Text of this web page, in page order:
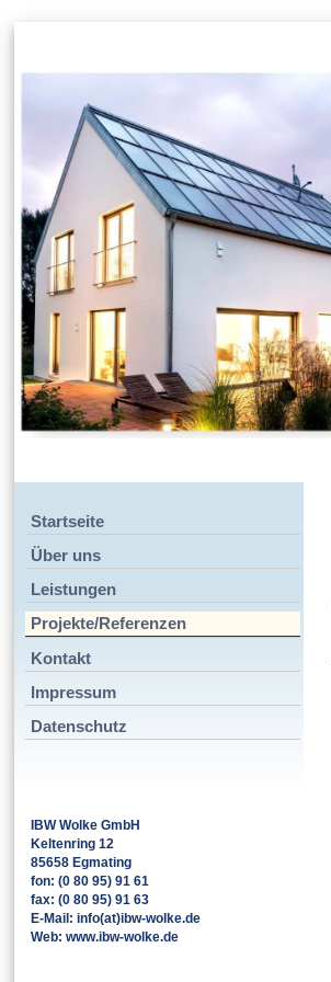
Startseite
Über uns
Leistungen
Projekte/Referenzen
Kontakt
Impressum
Datenschutz
IBW Wolke GmbH
Keltenring 12
85658 Egmating
fon: (0 80 95) 91 61
fax: (0 80 95) 91 63
E-Mail: info(at)ibw-wolke.de
Web: www.ibw-wolke.de